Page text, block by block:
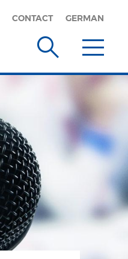
CONTACT GERMAN